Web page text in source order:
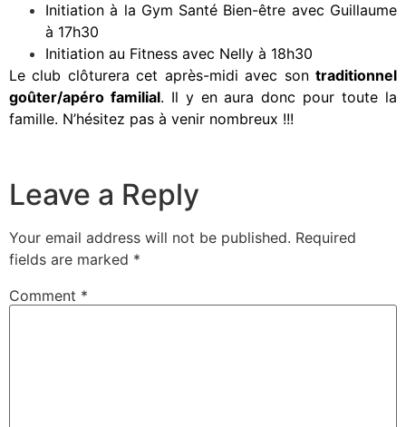
Initiation à la Gym Santé Bien-être avec Guillaume
à 17h30
Initiation au Fitness avec Nelly à 18h30
Le club clôturera cet après-midi avec son traditionnel
goûter/apéro familial. Il y en aura donc pour toute la
famille. N’hésitez pas à venir nombreux !!!
Leave a Reply
Your email address will not be published. Required
fields are marked *
Comment *